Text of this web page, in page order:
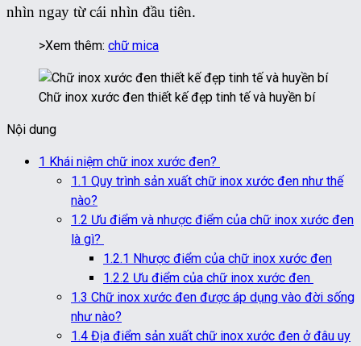
nhìn ngay từ cái nhìn đầu tiên.
>Xem thêm: chữ mica
Chữ inox xước đen thiết kế đẹp tinh tế và huyền bí
Nội dung
1 Khái niệm chữ inox xước đen?
1.1 Quy trình sản xuất chữ inox xước đen như thế
nào?
1.2 Ưu điểm và nhược điểm của chữ inox xước đen
là gì?
1.2.1 Nhược điểm của chữ inox xước đen
1.2.2 Ưu điểm của chữ inox xước đen
1.3 Chữ inox xước đen được áp dụng vào đời sống
như nào?
1.4 Địa điểm sản xuất chữ inox xước đen ở đâu uy